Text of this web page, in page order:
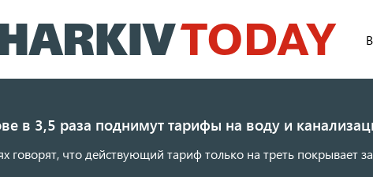
к
основному
в 3,5 раза поднимут тарифы на воду и
говорят, что действующий тариф только на треть покрывает